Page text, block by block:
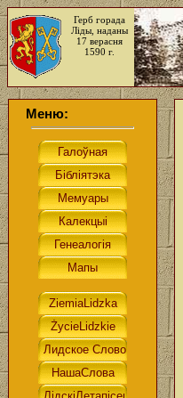
Герб горада
Ліды, наданы
17 верасня
1590 г.
Меню: